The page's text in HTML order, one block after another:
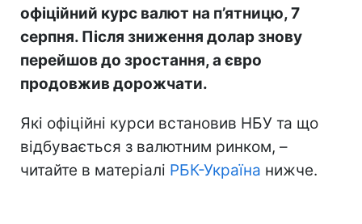
офіційний курс валют на п’ятницю, 7
серпня. Після зниження долар знову
перейшов до зростання, а євро
продовжив дорожчати.
Які офіційні курси встановив НБУ та що
відбувається з валютним ринком, –
читайте в матеріалі РБК-Україна нижче.